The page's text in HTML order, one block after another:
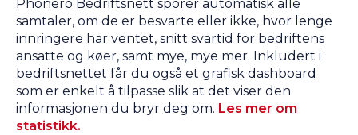
Phonero Bedriftsnett sporer automatisk alle
samtaler, om de er besvarte eller ikke, hvor lenge
innringere har ventet, snitt svartid for bedriftens
ansatte og køer, samt mye, mye mer. Inkludert i
bedriftsnettet får du også et grafisk dashboard
som er enkelt å tilpasse slik at det viser den
informasjonen du bryr deg om. Les mer om
statistikk.